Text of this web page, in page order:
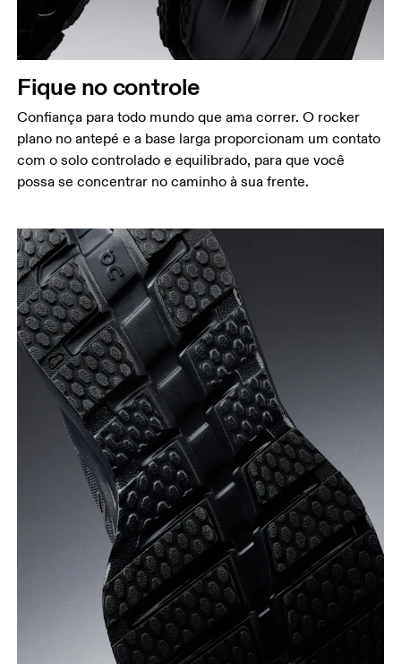
Fique no controle
Confiança para todo mundo que ama correr. O rocker
plano no antepé e a base larga proporcionam um contato
com o solo controlado e equilibrado, para que você
possa se concentrar no caminho à sua frente.